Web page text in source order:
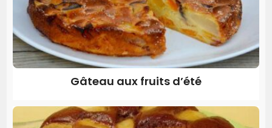
Gâteau aux fruits d’été